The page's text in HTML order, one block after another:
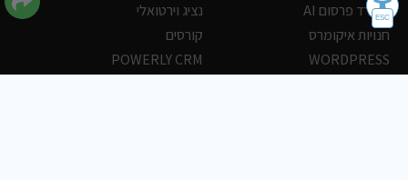
משרד פרסום AI
חנויות איקומרס
WORDPRESS
נציג וירטואלי
קורסים
POWERLY CRM